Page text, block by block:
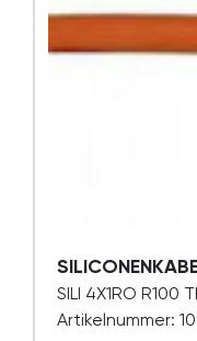
SILI 4X1RO R100
Artikelnummer: